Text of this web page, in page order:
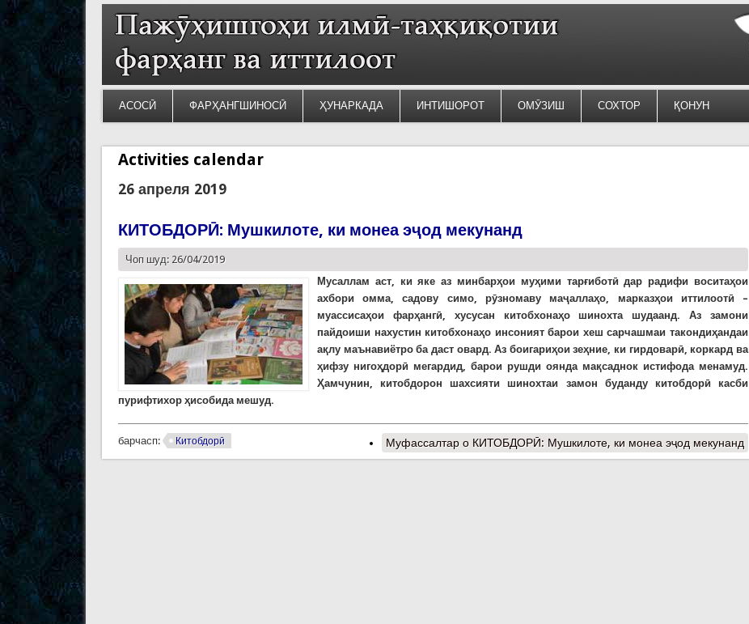
АСОСӢ ФАРҲАНГШИНОСӢ ҲУНАРКАДА ИНТИШОРОТ ОМӮЗИШ СОХТОР ҚОНУН
Activities calendar
26 апреля 2019
КИТОБДОРӢ: Мушкилоте, ки монеа эҷод мекунанд
Чоп шуд: 26/04/2019
Мусаллам аст, ки яке аз минбарҳои муҳими тарғиботӣ дар радифи воситаҳои
ахбори омма, садову симо, рӯзномаву маҷаллаҳо, марказҳои иттилоотӣ –
муассисаҳои фарҳангӣ, хусусан китобхонаҳо шинохта шудаанд. Аз замони
пайдоиши нахустин китобхонаҳо инсоният барои хеш сарчашмаи такондиҳандаи
ақлу маънавиётро ба даст овард. Аз боигариҳои зеҳние, ки гирдоварӣ, коркард ва
ҳифзу нигоҳдорӣ мегардид, барои рушди оянда мақсаднок истифода менамуд.
Ҳамчунин, китобдорон шахсияти шинохтаи замон буданду китобдорӣ касби
пурифтихор ҳисобида мешуд.
барчасп: Китобдорӣ Муфассалтар о КИТОБДОРӢ: Мушкилоте, ки монеа эҷод мекунанд